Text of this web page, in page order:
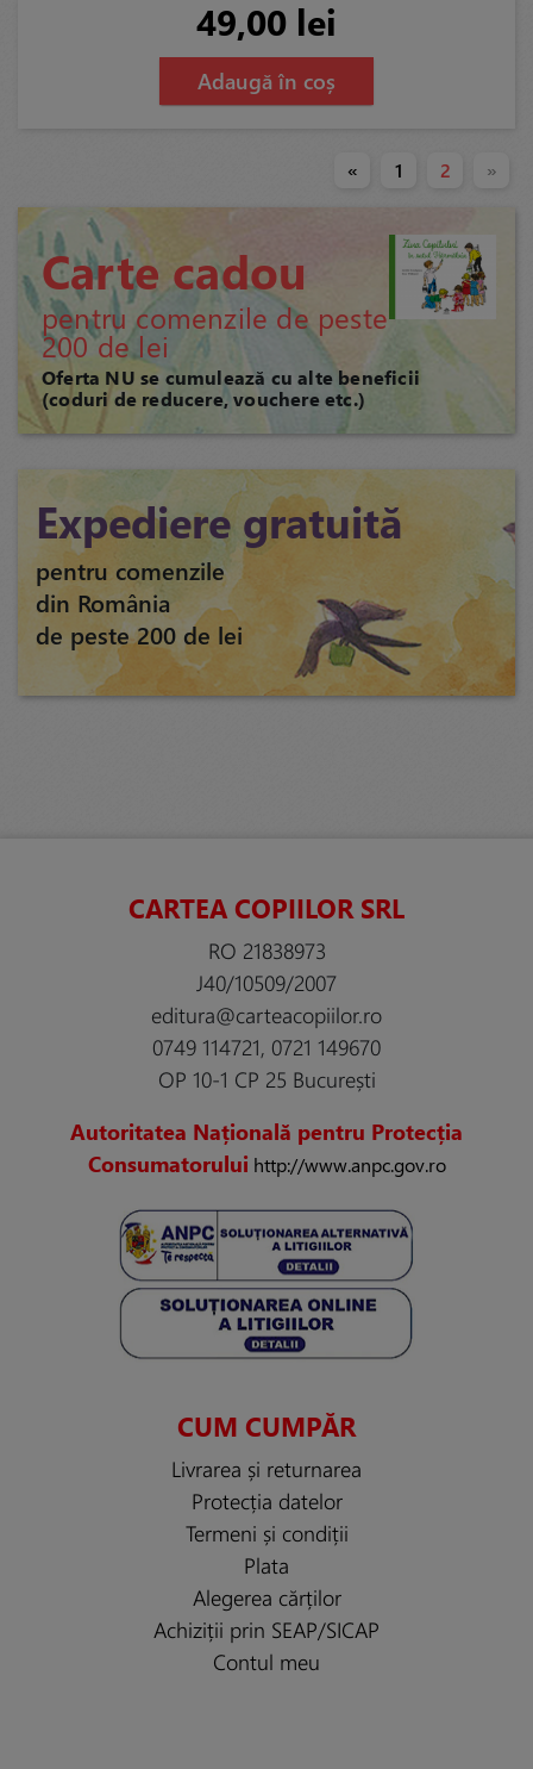
49,00 lei
Adaugă în coș
« 1 2 »
Carte cadou
pentru comenzile de peste
200 de lei
Oferta NU se cumulează cu alte beneficii
(coduri de reducere, vouchere etc.)
Expediere gratuită
pentru comenzile
din România
de peste 200 de lei
CARTEA COPIILOR SRL
RO 21838973
J40/10509/2007
editura@carteacopiilor.ro
0749 114721, 0721 149670
OP 10-1 CP 25 București
Autoritatea Națională pentru Protecția
Consumatorului http://www.anpc.gov.ro
CUM CUMPĂR
Livrarea și returnarea
Protecția datelor
Termeni și condiții
Plata
Alegerea cărților
Achiziții prin SEAP/SICAP
Contul meu